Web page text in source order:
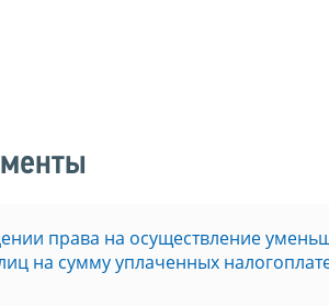
права на осуществление
на сумму уплаченных